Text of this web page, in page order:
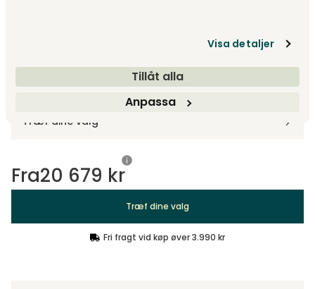
Visa detaljer
Tillåt alla
Anpassa
Træf dine valg
Fra20 679 kr
Træf dine valg
Fri fragt vid køp øver 3.990 kr